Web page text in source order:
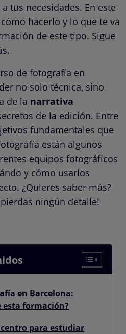
tus necesidades. En este
hacerlo y lo que te va
de este tipo. Sigue
de fotografía en
no solo técnica, sino
de la narrativa
de la edición. Entre
fundamentales que
están algunos
equipos fotográficos
y cómo usarlos
¿Quieres saber más?
ningún detalle!
en Barcelona:
esta formación?
para estudiar